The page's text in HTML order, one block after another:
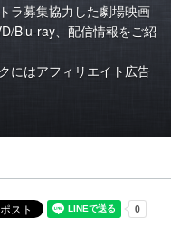
ラ募集協力した劇場映画
Blu-ray、配信情報をご紹
にはアフィリエイト広告